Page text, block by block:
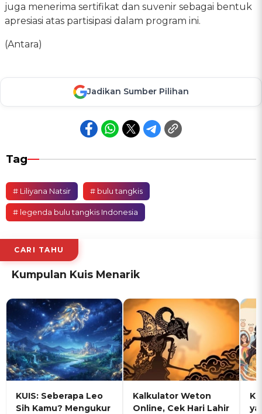
juga menerima sertifikat dan suvenir sebagai bentuk
apresiasi atas partisipasi dalam program ini.
(Antara)
Jadikan Sumber Pilihan
Tag
# Liliyana Natsir # bulu tangkis
# legenda bulu tangkis Indonesia
CARI TAHU
Kumpulan Kuis Menarik
KUIS: Seberapa Leo
Sih Kamu? Mengukur
Kalkulator Weton
Online, Cek Hari Lahir